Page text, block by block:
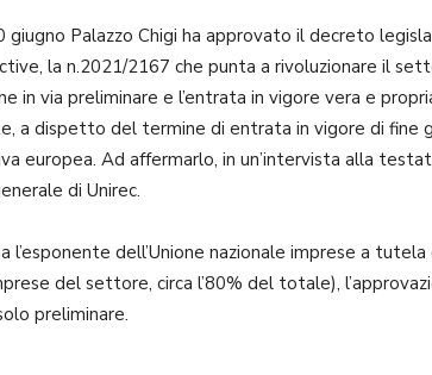
giugno Palazzo Chigi ha approvato il decreto
la n.2021/2167 che punta a rivoluzionare il
in via preliminare e l’entrata in vigore vera e
a dispetto del termine di entrata in vigore di fine
europea. Ad affermarlo, in un’intervista alla
di Unirec.
l’esponente dell’Unione nazionale imprese a
del settore, circa l’80% del totale),
preliminare.